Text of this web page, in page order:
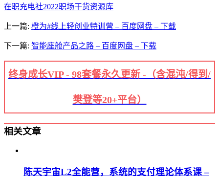
在职充电社2022职场干货资源库
上一篇: 橙为#线上轻创业特训营 – 百度网盘 – 下载
下一篇: 智能座舱产品之路 – 百度网盘 – 下载
终身成长VIP - 98套餐永久更新 -（含混沌/得到/
樊登等20+平台）
相关文章
陈天宇宙L2全能营，系统的支付理论体系课 –